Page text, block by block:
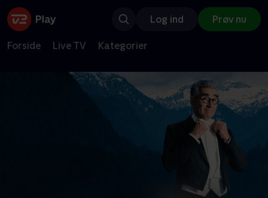
Log ind Prøv nu
Forside Live TV Kategorier